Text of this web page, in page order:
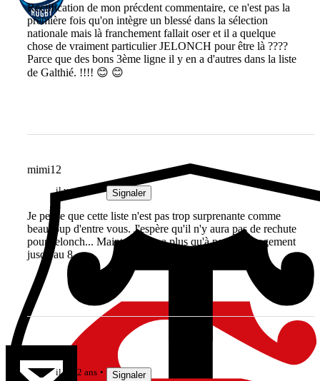
Rectification de mon précdent commentaire, ce n'est pas la
première fois qu'on intègre un blessé dans la sélection
nationale mais là franchement fallait oser et il a quelque
chose de vraiment particulier JELONCH pour être là ????
Parce que des bons 3ème ligne il y en a d'autres dans la liste
de Galthié. !!!! 😊 😊
mimi12
il y a 2 ans Signaler
Je pense que cette liste n'est pas trop surprenante comme
beaucoup d'entre vous. J'espère qu'il n'y aura pas de rechute
pour Jelonch... Maintenant, y a plus qu'à patienter sagement
jusqu'au 8...
il y a 2 ans Signaler